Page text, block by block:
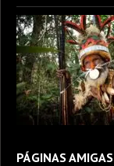
PÁGINAS AMIGAS